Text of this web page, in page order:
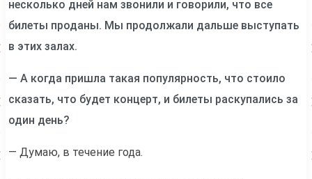
несколько дней нам звонили и говорили, что все
билеты проданы. Мы продолжали дальше выступать
в этих залах.
— А когда пришла такая популярность, что стоило
сказать, что будет концерт, и билеты раскупались за
один день?
— Думаю, в течение года.